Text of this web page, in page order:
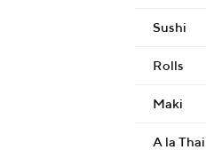
Sushi
Rolls
Maki
A la Thai